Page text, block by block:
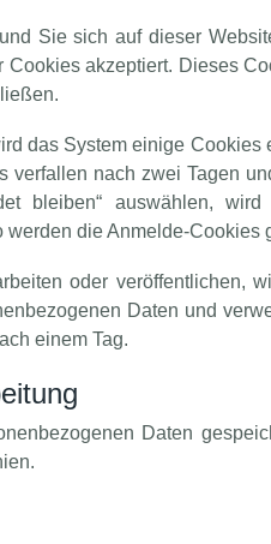
Sie sich auf dieser
Cookies akzeptiert. Dieses
das System einige
verfallen nach zwei Tagen
bleiben“ auswählen,
werden die Anmelde-Cookies
oder veröffentlichen,
Daten und
einem Tag.
Daten